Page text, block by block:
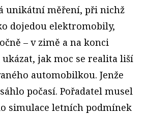
unikátní měření, při nichž
dojedou elektromobily,
– v zimě a na konci
jak moc se realita liší
automobilkou. Jenže
počasí. Pořadatel musel
simulace letních podmínek